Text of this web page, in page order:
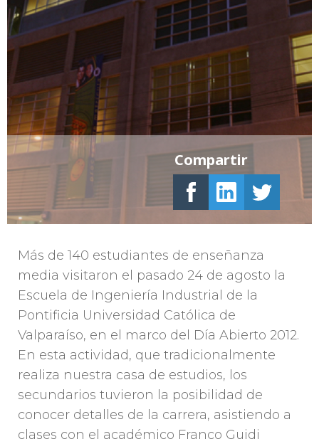
Más de 140 estudiantes de enseñanza
media visitaron el pasado 24 de agosto la
Escuela de Ingeniería Industrial de la
Pontificia Universidad Católica de
Valparaíso, en el marco del Día Abierto 2012.
En esta actividad, que tradicionalmente
realiza nuestra casa de estudios, los
secundarios tuvieron la posibilidad de
conocer detalles de la carrera, asistiendo a
clases con el académico Franco Guidi
Compartir